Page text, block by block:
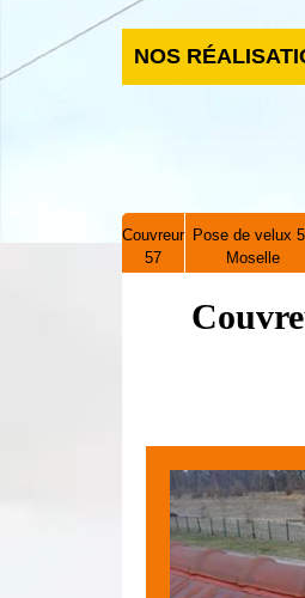
NOS
Couvreur
57
Pose de velux
Moselle